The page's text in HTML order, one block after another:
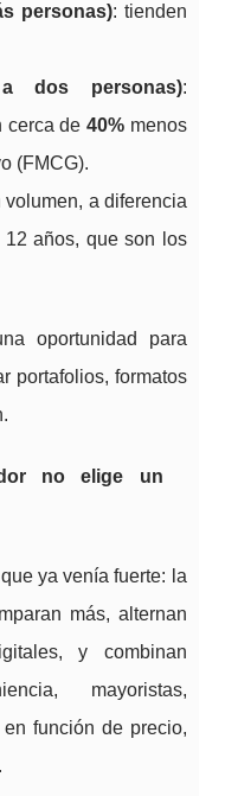
personas): tienden
dos personas):
cerca de 40%menos
(FMCG).
volumen, a diferencia
años, que son los
oportunidad para
portafolios, formatos
no elige un
ya venía fuerte: la
más, alternan
y combinan
mayoristas,
en función de precio,